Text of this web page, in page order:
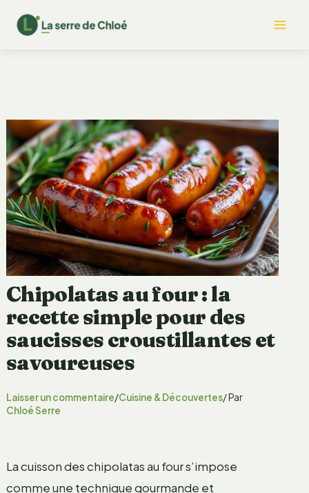
contenu
Chipolatas au four : la
recette simple pour des
saucisses croustillantes et
savoureuses
Laisser un commentaire/Cuisine & Découvertes/ Par
Chloé Serre
La cuisson des chipolatas au four s’impose
comme une technique gourmande et